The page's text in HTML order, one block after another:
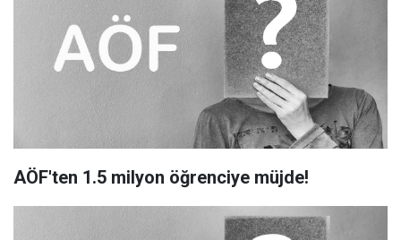
AÖF'ten 1.5 milyon öğrenciye müjde!